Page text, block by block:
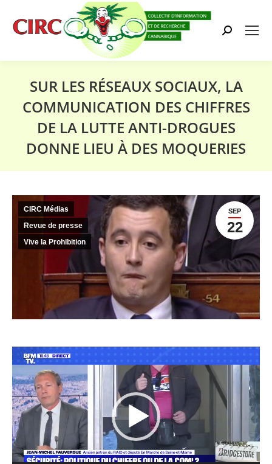
Search:
SUR LES RÉSEAUX SOCIAUX, LA
COMMUNICATION DES CHIFFRES
DE LA LUTTE ANTI-DROGUES
DONNE LIEU À DES MOQUERIES
SEP
22
CIRC Médias
Revue de presse
Vive la Prohibition
Lecteur
vidéo